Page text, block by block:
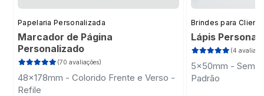
Papelaria Personalizada
Marcador de Página
Personalizado
(70 avaliações)
48x178mm - Colorido Frente e Verso -
Refile
Brindes para
Lápis
(4
5x50mm - Sem
Padrão